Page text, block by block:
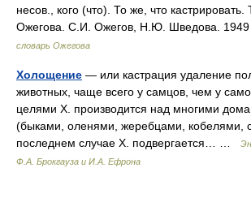
несов., кого (что). То же, что
Ожегова. С.И. Ожегов, Н.Ю. Шведова.
словарь Ожегова
Холощение — или кастрация удаление
животных, чаще всего у самцов, чем у
целями X. производится над многими
(быками, оленями, жеребцами, кобелями,
последнем случае X. подвергается… …
Ф.А. Брокгауза и И.А. Ефрона